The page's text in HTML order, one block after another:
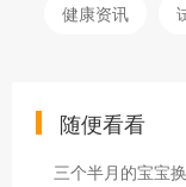
健康资讯
随便看看
三个半月的宝宝